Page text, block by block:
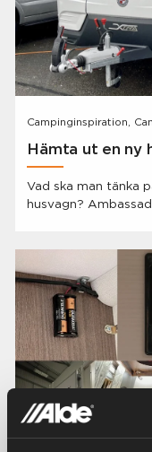
Campinginspiration,
Hämta ut en ny
Vad ska man tänka
husvagn?